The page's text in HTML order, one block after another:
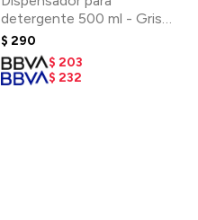
detergente 500 ml - Gris
Oscuro
$ 290
$ 203
$ 232